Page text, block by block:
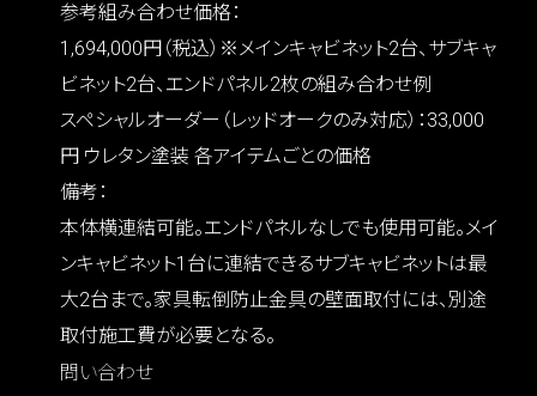
参考組み合わせ価格：
1,694,000円（税込）※メインキャビネット2台、サブキャ
ビネット2台、エンドパネル2枚の組み合わせ例
スペシャルオーダー（レッドオークのみ対応）：33,000
円 ウレタン塗装 各アイテムごとの価格
備考：
本体横連結可能。エンドパネルなしでも使用可能。メイ
ンキャビネット1台に連結できるサブキャビネットは最
大2台まで。家具転倒防止金具の壁面取付には、別途
取付施工費が必要となる。
問い合わせ